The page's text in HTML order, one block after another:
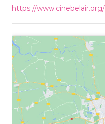
https://www.cinebelair.org/